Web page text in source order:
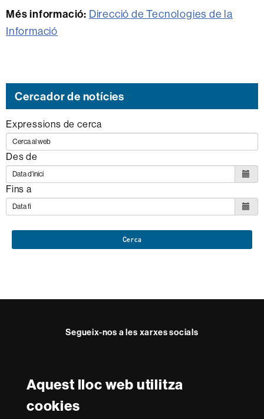
Aquest lloc web utilitza
cookies
Més informació: Direcció de Tecnologies de la
Informació
Cercador de notícies
Expressions de cerca
Des de
Fins a
Cerca
Segueix-nos a les xarxes socials
Reconeixement internacional de l'excel·lència